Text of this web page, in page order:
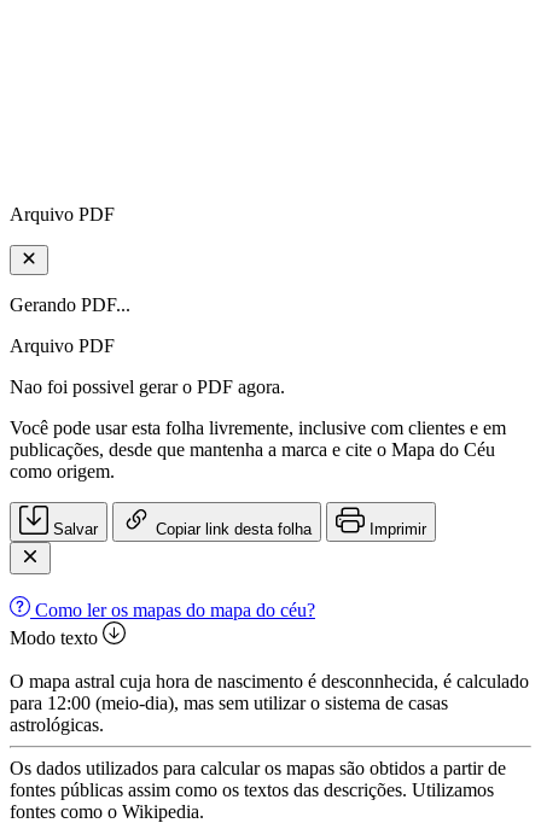
Arquivo PDF
Gerando PDF...
Arquivo PDF
Nao foi possivel gerar o PDF agora.
Você pode usar esta folha livremente, inclusive com clientes e em
publicações, desde que mantenha a marca e cite o Mapa do Céu
como origem.
Salvar Copiar link desta folha Imprimir
Como ler os mapas do mapa do céu?
Modo texto
O mapa astral cuja hora de nascimento é desconnhecida, é calculado
para 12:00 (meio-dia), mas sem utilizar o sistema de casas
astrológicas.
Os dados utilizados para calcular os mapas são obtidos a partir de
fontes públicas assim como os textos das descrições. Utilizamos
fontes como o Wikipedia.